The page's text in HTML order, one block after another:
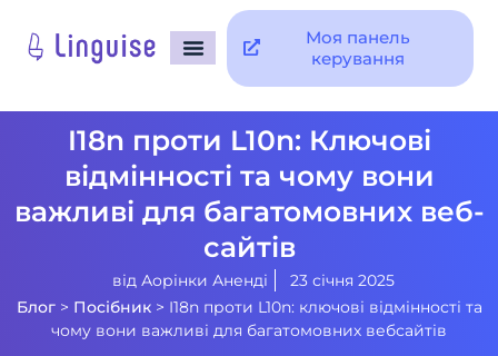
Моя панель
керування
I18n проти L10n: Ключові
відмінності та чому вони
важливі для багатомовних веб-
сайтів
від Аорінки Аненді
23 січня 2025
Блог> Посібник> I18n проти L10n: ключові відмінності та
чому вони важливі для багатомовних вебсайтів